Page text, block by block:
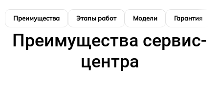
Преимущества Этапы работ Модели Гарантия
Преимущества сервис-
центра